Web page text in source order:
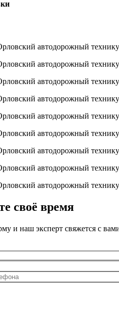
своё время
и наш эксперт свяжется с